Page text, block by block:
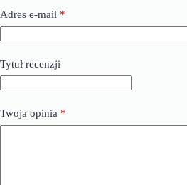
Adres e-mail *
Tytuł recenzji
Twoja opinia *